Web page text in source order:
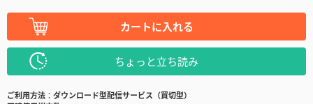
カートに入れる
ちょっと立ち読み
ご利用方法
ダウンロード型配信サービス（買切型）